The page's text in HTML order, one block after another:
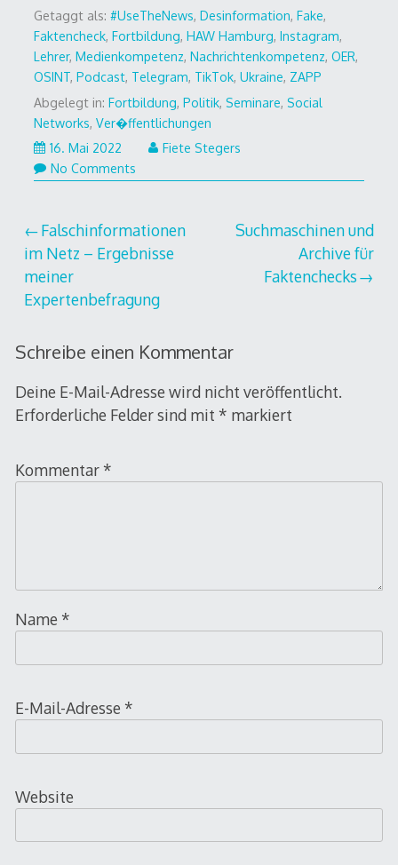
Getaggt als: #UseTheNews, Desinformation, Fake,
Faktencheck, Fortbildung, HAW Hamburg, Instagram,
Lehrer, Medienkompetenz, Nachrichtenkompetenz, OER,
OSINT, Podcast, Telegram, TikTok, Ukraine, ZAPP
Abgelegt in: Fortbildung, Politik, Seminare, Social
Networks, Ver�ffentlichungen
16. Mai 202216.
Mai
Fiete Stegers
No Comments
Beitragsnavigation
Falschinformationen
im Netz – Ergebnisse
meiner
Expertenbefragung
Suchmaschinen und
Archive für
Faktenchecks
Schreibe einen Kommentar
Deine E-Mail-Adresse wird nicht veröffentlicht.
Erforderliche Felder sind mit * markiert
Kommentar *
Name *
E-Mail-Adresse *
Website